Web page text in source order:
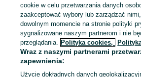
KATEGORIA
ID:615183735
Zadzwoń / SMS
cookie w celu przetwarzania danych
zaakceptować wybory lub zarządzać
dowolnym momencie na stronie polityki
sygnalizowane naszym partnerom i nie
przeglądania. Polityka cookies,
Wraz z naszymi partnerami
zapewnienia:
Użycie dokładnych danych